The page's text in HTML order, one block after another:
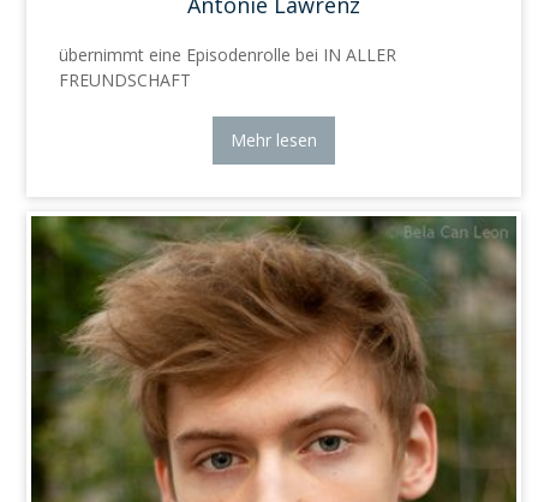
übernimmt eine Episodenrolle bei IN ALLER
FREUNDSCHAFT
Mehr lesen